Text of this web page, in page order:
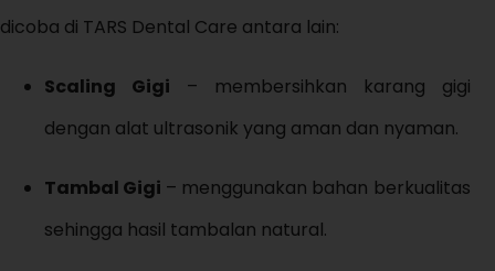
dicoba di TARS Dental Care antara lain:
Scaling Gigi – membersihkan karang gigi
dengan alat ultrasonik yang aman dan nyaman.
Tambal Gigi – menggunakan bahan berkualitas
sehingga hasil tambalan natural.